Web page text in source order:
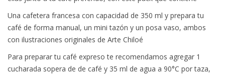
Una cafetera francesa con capacidad de 350 ml y prepara tu
café de forma manual, un mini tazón y un posa vaso, ambos
con ilustraciones originales de Arte Chiloé
Para preparar tu café expreso te recomendamos agregar 1
cucharada sopera de de café y 35 ml de agua a 90°C por taza,